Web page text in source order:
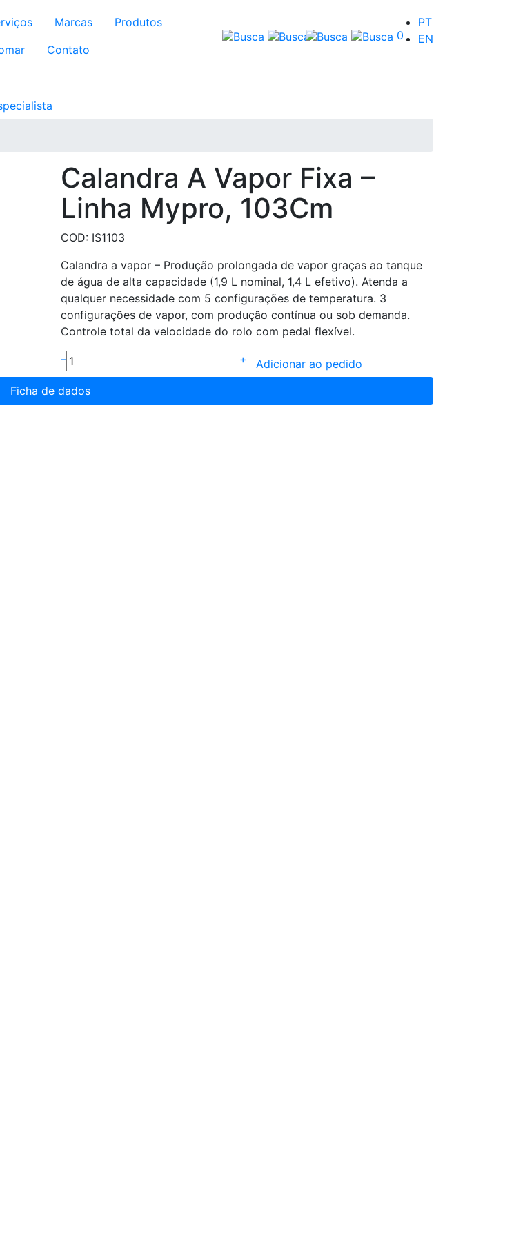
Marcas
Produtos
Contato
0
PT
EN
Calandra A Vapor Fixa –
Linha Mypro, 103Cm
COD: IS1103
Calandra a vapor – Produção prolongada de vapor graças ao tanque
de água de alta capacidade (1,9 L nominal, 1,4 L efetivo). Atenda a
qualquer necessidade com 5 configurações de temperatura. 3
configurações de vapor, com produção contínua ou sob demanda.
Controle total da velocidade do rolo com pedal flexível.
–
+
Adicionar ao pedido
Ficha de dados